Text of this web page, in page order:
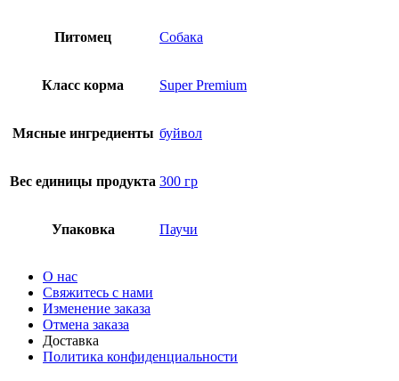
Питомец Собака
Класс корма Super Premium
Мясные ингредиенты буйвол
Вес единицы продукта 300 гр
Упаковка Паучи
О нас
Свяжитесь с нами
Изменение заказа
Отмена заказа
Доставка
Политика конфиденциальности